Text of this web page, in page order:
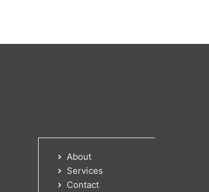
About
Services
Contact